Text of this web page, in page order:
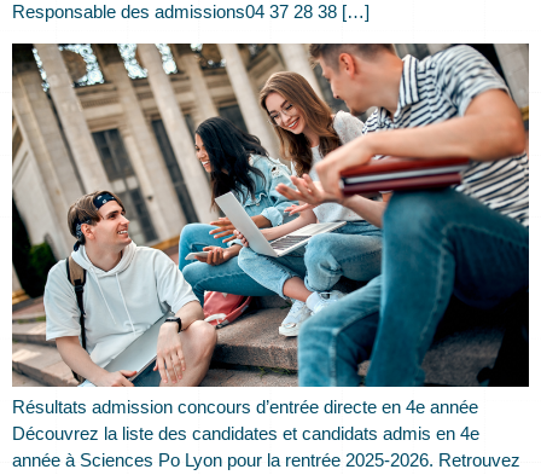
Responsable des admissions04 37 28 38 […]
Résultats admission concours d’entrée directe en 4e année
Découvrez la liste des candidates et candidats admis en 4e
année à Sciences Po Lyon pour la rentrée 2025-2026. Retrouvez